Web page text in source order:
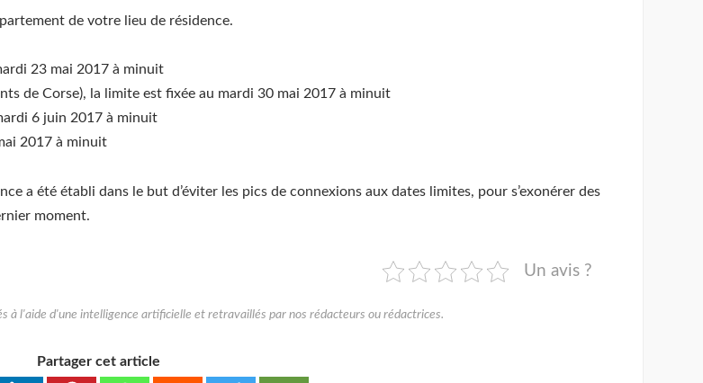
de votre lieu de résidence.
23 mai 2017 à minuit
de Corse), la limite est fixée au mardi 30 mai 2017 à minuit
6 juin 2017 à minuit
2017 à minuit
a été établi dans le but d’éviter les pics de connexions aux dates limites, pour s’exonérer des
moment.
Un avis ?
Partager cet article